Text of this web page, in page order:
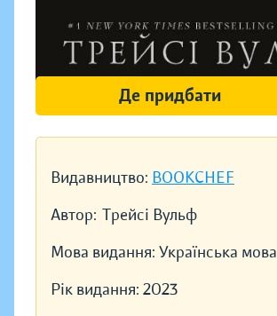
Видавництво: BOOKCHEF
Автор: Трейсі Вульф
Мова видання: Українська мова
Рік видання: 2023
Де придбати